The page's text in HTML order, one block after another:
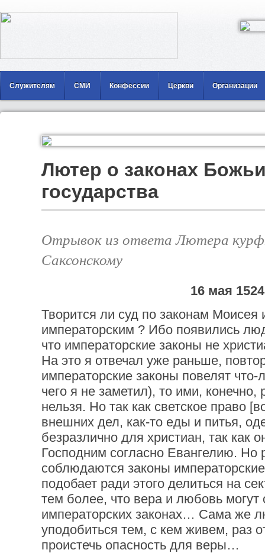
Служителям СМИ Конфессии Церкви Организации
Лютер о законах
государства
Отрывок из ответа Лютера
Саксонскому
16 мая 1524
Творится ли суд по законам Моисея
императорским ? Ибо появились
что императорские законы не
На это я отвечал уже раньше,
императорские законы повелят
чего я не заметил), то ими, конечно,
нельзя. Но так как светское право
внешних дел, как-то еды и питья,
безразлично для христиан, так как
Господним согласно Евангелию. Но
соблюдаются законы
подобает ради этого делиться на
тем более, что вера и любовь могут
императорских законах… Сама же
уподобиться тем, с кем живем, раз
проистечь опасность для веры…